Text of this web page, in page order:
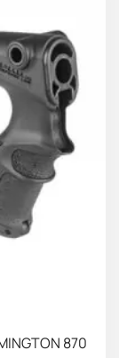
870